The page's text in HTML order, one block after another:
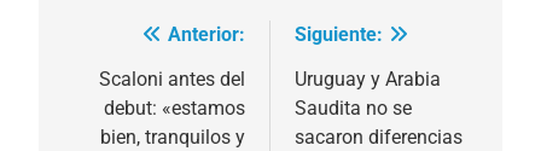
Navegación
entradas
Anterior:
Scaloni antes del
debut: «estamos
bien, tranquilos y
Siguiente:
Uruguay y Arabia
Saudita no se
sacaron diferencias